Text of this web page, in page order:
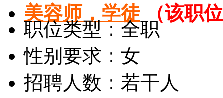
美容师，学徒
（该职
职位类型：全职
性别要求：女
招聘人数：若干人